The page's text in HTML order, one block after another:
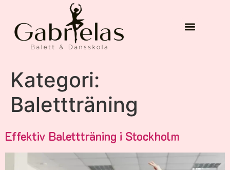
Kategori:
Balettträning
Effektiv Balettträning i Stockholm